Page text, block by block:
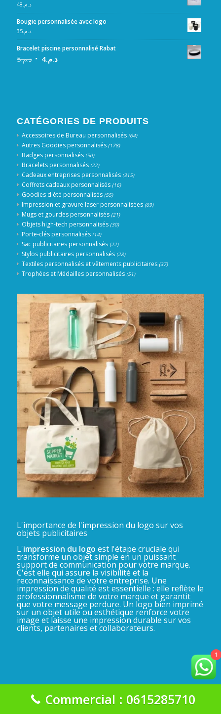
د.م.48
Bougie personnalisée avec logo
د.م.35
Bracelet piscine personnalisé Rabat
د.م.5 د.م.4
CATÉGORIES DE PRODUITS
Accessoires de Bureau personnalisés (64)
Autres Goodies personnalisés (178)
Badges personnalisés (50)
Bracelets personnalisés (22)
Cadeaux entreprises personnalisés (315)
Coffrets cadeaux personnalisés (16)
Goodies d'été personnalisés (55)
Impression et gravure laser personnalisées (69)
Mugs et gourdes personnalisés (21)
Objets high-tech personnalisés (30)
Porte-clés personnalisés (14)
Sac publicitaires personnalisés (22)
Stylos publicitaires personnalisés (28)
Textiles personnalisés et vêtements publicitaires (37)
Trophées et Médailles personnalisés (51)
L'importance de l'impression du logo sur vos
objets publicitaires
L'impression du logo est l'étape cruciale qui
transforme un objet simple en un puissant
support de communication pour votre marque.
C'est elle qui assure la visibilité et la
reconnaissance de votre entreprise. Une
impression de qualité est essentielle : elle reflète le
professionnalisme de votre marque et garantit
que votre message perdure. Un logo bien imprimé
sur un objet utile ou esthétique renforce votre
image et laisse une impression durable sur vos
clients, partenaires et collaborateurs.
1
Commercial : 0615285710